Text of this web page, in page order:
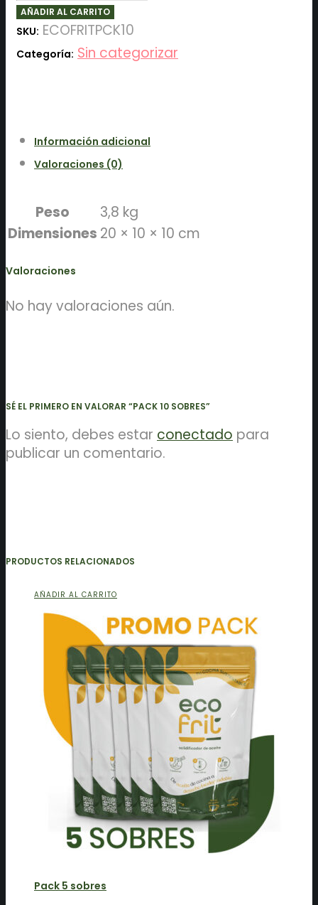
10
sobres
cantidad
AÑADIR AL CARRITO
SKU: ECOFRITPCK10
Categoría: Sin categorizar
Información adicional
Valoraciones (0)
Peso
3,8 kg
Dimensiones 20 × 10 × 10 cm
Valoraciones
No hay valoraciones aún.
SÉ EL PRIMERO EN VALORAR “PACK 10 SOBRES”
Lo siento, debes estar conectado para
publicar un comentario.
PRODUCTOS RELACIONADOS
AÑADIR AL CARRITO
Pack 5 sobres